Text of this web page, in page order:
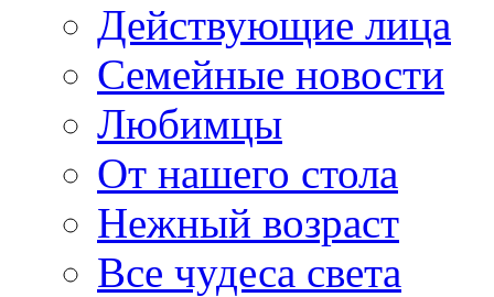
Действующие лица
Семейные новости
Любимцы
От нашего стола
Нежный возраст
Все чудеса света